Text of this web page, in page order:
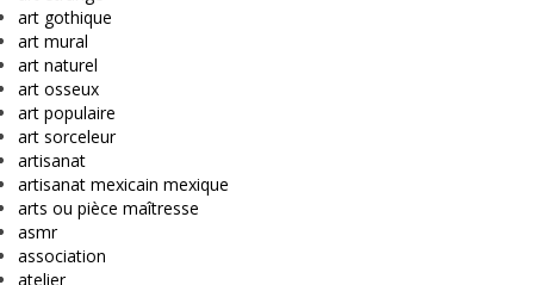
art gothique
art mural
art naturel
art osseux
art populaire
art sorceleur
artisanat
artisanat mexicain mexique
arts ou pièce maîtresse
asmr
association
atelier